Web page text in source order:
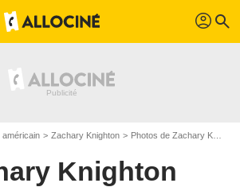
profil search
américain Zachary Knighton Photos de Zachary Knighton
Knighton